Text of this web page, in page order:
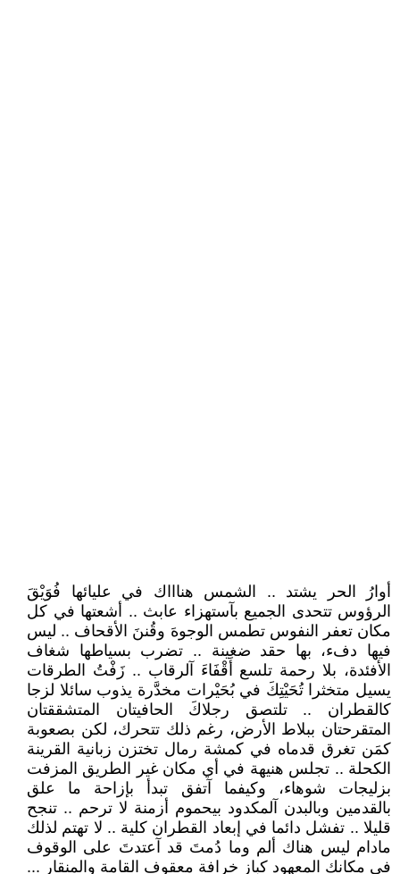
أوارُ الحر يشتد .. الشمس هناااك في عليائها فُوَيْقَ
الرؤوس تتحدى الجميع بآستهزاء عابث .. أشعتها في كل
مكان تعفر النفوس تطمس الوجوهَ وقُننَ الأقحاف .. ليس
فيها دفء، بها حقد ضغينة .. تضرب بسياطها شغاف
الأفئدة، بلا رحمة تلسع أَقْفَاءَ آلرقاب .. زَفْتُ الطرقات
يسيل متخثرا تُحَيْتِكَ في بُحَيْرات مخدَّرة يذوب سائلا لزجا
كالقطران .. تلتصق رجلاكَ الحافيتان المتشققتان
المتقرحتان ببلاط الأرض، رغم ذلك تتحرك، لكن بصعوبة
كمَن تغرق قدماه في كمشة رمال تختزن زبانية القرينة
الكحلة .. تجلس هنيهة في أي مكان غير الطريق المزفت
بزليجات شوهاء، وكيفما آتفق تبدأ بإزاحة ما علق
بالقدمين وبالبدن آلمكدود بيحموم أزمنة لا ترحم .. تنجح
قليلا .. تفشل دائما في إبعاد القطران كلية .. لا تهتم لذلك
مادام ليس هناك ألم وما دُمتَ قد آعتدتَ على الوقوف
في مكانك المعهود كباز خرافة معقوف القامة والمنقار ...